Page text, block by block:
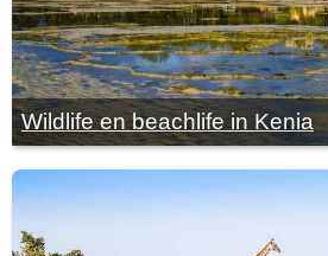
Wildlife en beachlife in Kenia